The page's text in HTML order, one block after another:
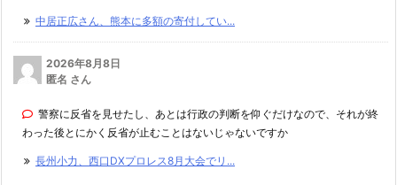
中居正広さん、熊本に多額の寄付してい...
2026年8月8日
匿名 さん
警察に反省を見せたし、あとは行政の判断を仰ぐだけなので、それが終
わった後とにかく反省が止むことはないじゃないですか
長州小力、西口DXプロレス8月大会でリ...